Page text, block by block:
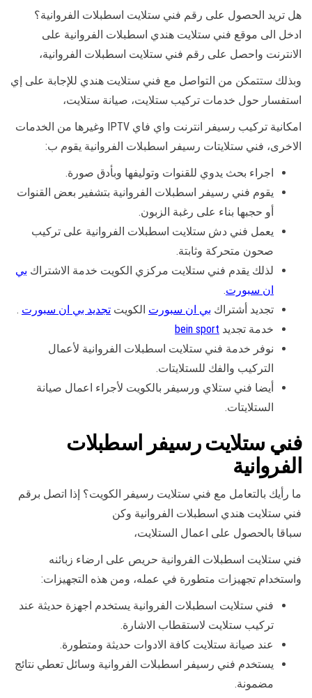
هل تريد الحصول على رقم فني ستلايت اسطبلات الفروانية؟
ادخل الى موقع فني ستلايت هندي اسطبلات الفروانية على
الانترنت واحصل على رقم فني ستلايت اسطبلات الفروانية،
وبذلك ستتمكن من التواصل مع فني ستلايت هندي للإجابة على إي
استفسار حول خدمات تركيب ستلايت، صيانة ستلايت،
امكانية تركيب رسيفر انترنت واي فاي IPTV وغيرها من الخدمات
الاخرى، فني ستلايتات رسيفر اسطبلات الفروانية يقوم ب:
اجراء بحث يدوي للقنوات وتوليفها وبأدق صورة.
يقوم فني رسيفر اسطبلات الفروانية بتشفير بعض القنوات
أو حجبها بناء على رغبة الزبون.
يعمل فني دش ستلايت اسطبلات الفروانية على تركيب
صحون متحركة وثابتة.
لذلك يقدم فني ستلايت مركزي الكويت خدمة الاشتراك بي
ان سبورت.
تجديد أشتراك بي ان سبورت الكويت تجديد بي ان سبورت .
خدمة تجديد bein sport
نوفر خدمة فني ستلايت اسطبلات الفروانية لأعمال
التركيب والفك للستلايتات.
أيضا فني ستلاي ورسيفر بالكويت لأجراء اعمال صيانة
الستلايتات.
فني ستلايت رسيفر اسطبلات
الفروانية
ما رأيك بالتعامل مع فني ستلايت رسيفر الكويت؟ إذا اتصل برقم
فني ستلايت هندي اسطبلات الفروانية وكن
سباقا بالحصول على اعمال الستلايت،
فني ستلايت اسطبلات الفروانية حريص على ارضاء زبائنه
واستخدام تجهيزات متطورة في عمله، ومن هذه التجهيزات:
فني ستلايت اسطبلات الفروانية يستخدم اجهزة حديثة عند
تركيب ستلايت لاستقطاب الاشارة.
عند صيانة ستلايت كافة الادوات حديثة ومتطورة.
يستخدم فني رسيفر اسطبلات الفروانية وسائل تعطي نتائج
مضمونة.